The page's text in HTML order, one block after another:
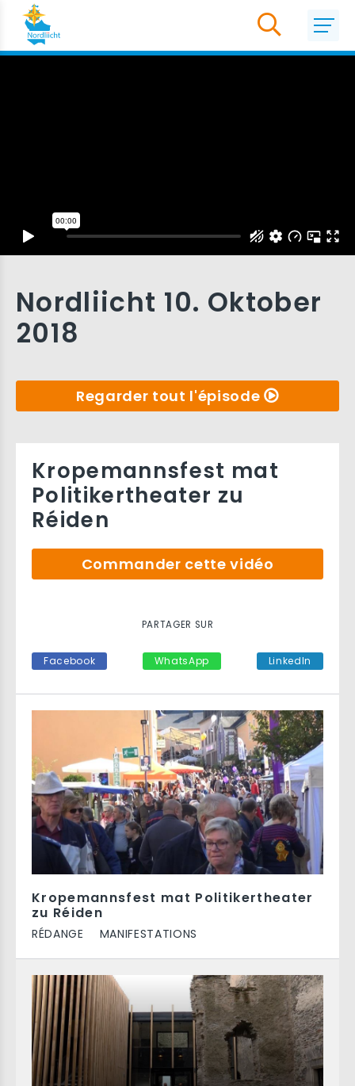
Nordliicht 10. Oktober
2018
Regarder tout l'épisode
Kropemannsfest mat Politikertheater
zu Réiden
RÉDANGE MANIFESTATIONS
Kropemannsfest mat
Politikertheater zu
Réiden
Commander cette vidéo
PARTAGER SUR
Facebook WhatsApp LinkedIn